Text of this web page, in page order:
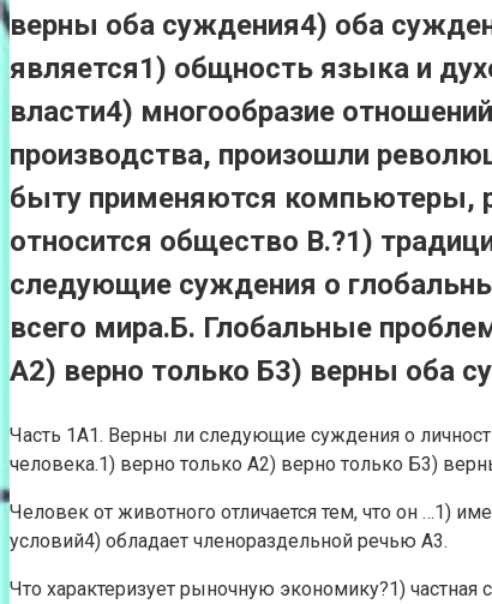
верны оба суждения4) оба
является1) общность языка и
власти4) многообразие
производства, произошли
быту применяются компьютеры,
относится общество В.?1)
следующие суждения о
всего мира.Б. Глобальные
А2) верно только Б3) верны оба
Часть 1А1. Верны ли следующие суждения о
человека.1) верно только А2) верно только Б3)
Человек от животного отличается тем, что он
условий4) обладает членораздельной речью А3.
Что характеризует рыночную экономику?1)